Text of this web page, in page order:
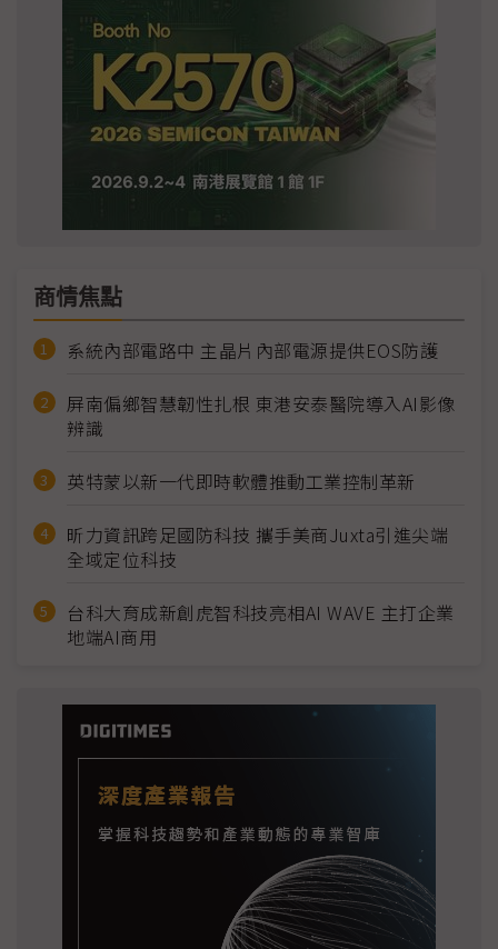
商情焦點
系統內部電路中 主晶片內部電源提供EOS防護
屏南偏鄉智慧韌性扎根 東港安泰醫院導入AI影像
辨識
英特蒙以新一代即時軟體推動工業控制革新
昕力資訊跨足國防科技 攜手美商Juxta引進尖端
全域定位科技
台科大育成新創虎智科技亮相AI WAVE 主打企業
地端AI商用